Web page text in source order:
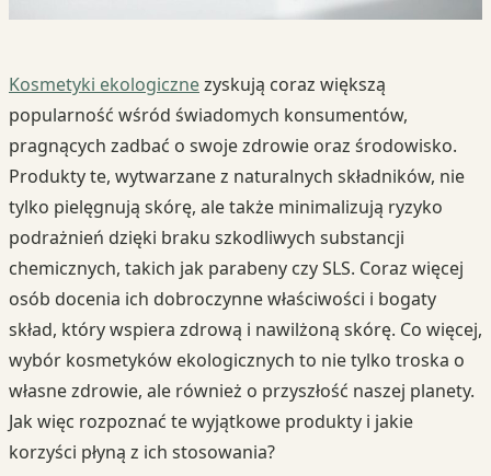
Kosmetyki ekologicznezyskują coraz większą
popularność wśród świadomych konsumentów,
pragnących zadbać o swoje zdrowie oraz środowisko.
Produkty te, wytwarzane z naturalnych składników, nie
tylko pielęgnują skórę, ale także minimalizują ryzyko
podrażnień dzięki braku szkodliwych substancji
chemicznych, takich jak parabeny czy SLS. Coraz więcej
osób docenia ich dobroczynne właściwości i bogaty
skład, który wspiera zdrową i nawilżoną skórę. Co więcej,
wybór kosmetyków ekologicznych to nie tylko troska o
własne zdrowie, ale również o przyszłość naszej planety.
Jak więc rozpoznać te wyjątkowe produkty i jakie
korzyści płyną z ich stosowania?